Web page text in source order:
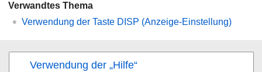
Verwandtes Thema
Verwendung der Taste DISP (Anzeige-Einstellung)
Verwendung der „Hilfe“